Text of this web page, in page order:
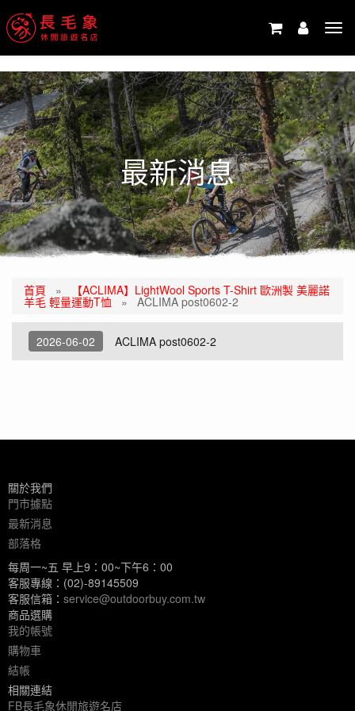
最新消息
首頁 » 【ACLIMA】LightWool Sports T-Shirt 歐洲製 美麗諾
羊毛 輕量運動T恤 » ACLIMA post0602-2
2026-06-02 ACLIMA post0602-2
關於我們
門市據點
最新消息
部落格
每周一~五 早上9：00~下午6：00
客服專線：(02)-89145509
客服信箱： service@outdoorbuy.com.tw
商品選購
我的帳號
購物車
結帳
相關連結
FB長毛象休閒旅遊名店